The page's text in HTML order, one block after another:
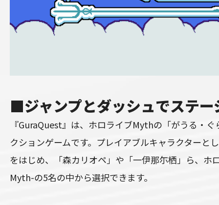
■ジャンプとダッシュでステー
『GuraQuest』は、ホロライブMythの「がうる・
クションゲームです。プレイアブルキャラクターと
をはじめ、「森カリオペ」や「一伊那尓栖」ら、ホ
Myth-の5名の中から選択できます。